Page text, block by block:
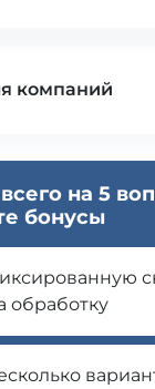
компаний
документов
аудит
на 5
бонусы
обработку